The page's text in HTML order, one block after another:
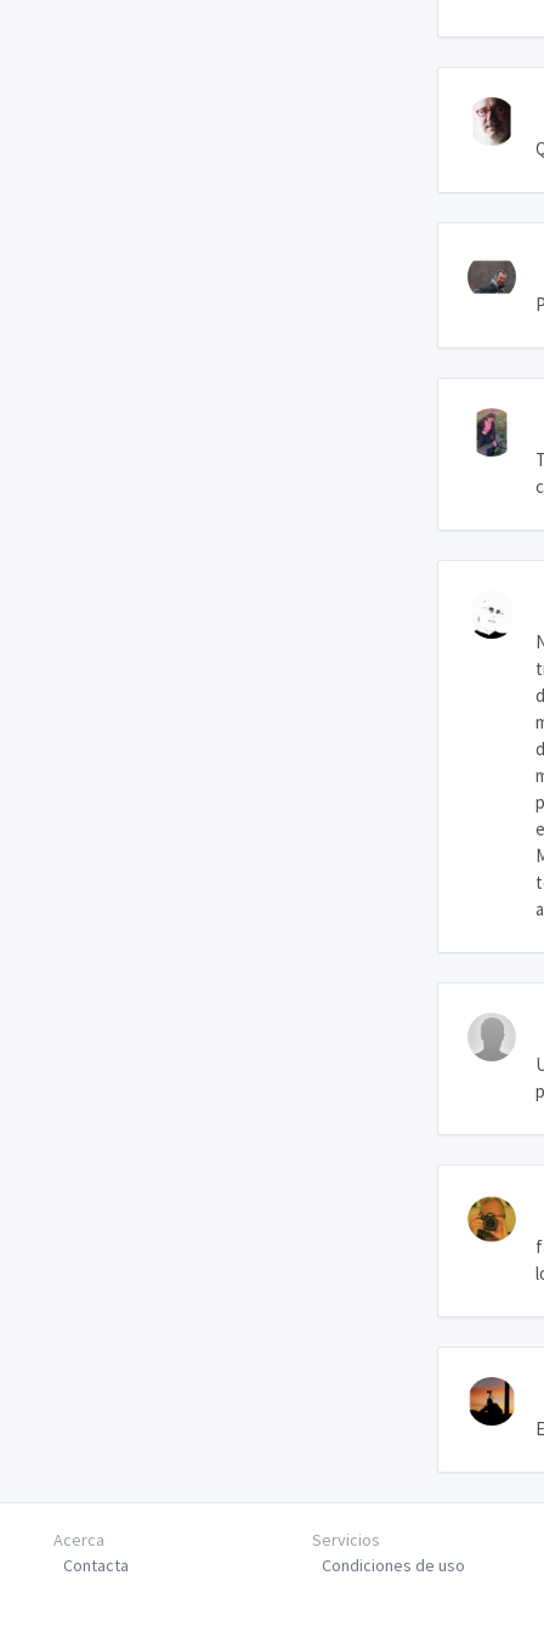
Acerca
Contacta
Servicios
Condiciones de uso